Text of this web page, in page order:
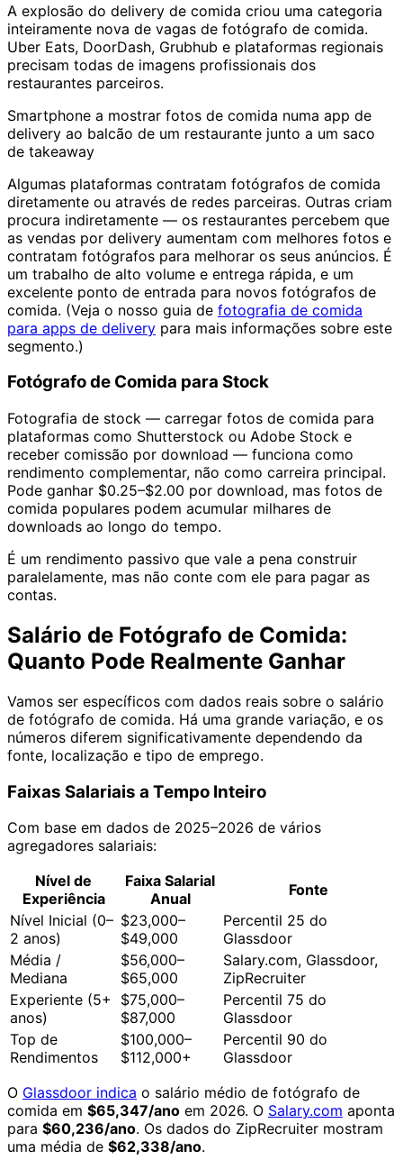
A explosão do delivery de comida criou uma categoria
inteiramente nova de vagas de fotógrafo de comida.
Uber Eats, DoorDash, Grubhub e plataformas regionais
precisam todas de imagens profissionais dos
restaurantes parceiros.
Smartphone a mostrar fotos de comida numa app de
delivery ao balcão de um restaurante junto a um saco
de takeaway
Algumas plataformas contratam fotógrafos de comida
diretamente ou através de redes parceiras. Outras criam
procura indiretamente — os restaurantes percebem que
as vendas por delivery aumentam com melhores fotos e
contratam fotógrafos para melhorar os seus anúncios. É
um trabalho de alto volume e entrega rápida, e um
excelente ponto de entrada para novos fotógrafos de
comida. (Veja o nosso guia de fotografia de comida
para apps de delivery para mais informações sobre este
segmento.)
Fotógrafo de Comida para Stock
Fotografia de stock — carregar fotos de comida para
plataformas como Shutterstock ou Adobe Stock e
receber comissão por download — funciona como
rendimento complementar, não como carreira principal.
Pode ganhar $0.25–$2.00 por download, mas fotos de
comida populares podem acumular milhares de
downloads ao longo do tempo.
É um rendimento passivo que vale a pena construir
paralelamente, mas não conte com ele para pagar as
contas.
Salário de Fotógrafo de Comida:
Quanto Pode Realmente Ganhar
Vamos ser específicos com dados reais sobre o salário
de fotógrafo de comida. Há uma grande variação, e os
números diferem significativamente dependendo da
fonte, localização e tipo de emprego.
Faixas Salariais a Tempo Inteiro
Com base em dados de 2025–2026 de vários
agregadores salariais:
Nível de
Experiência
Faixa Salarial
Anual
Fonte
Nível Inicial (0–
2 anos)
$23,000–
$49,000
Percentil 25 do
Glassdoor
Média /
Mediana
$56,000–
$65,000
Salary.com, Glassdoor,
ZipRecruiter
Experiente (5+
anos)
$75,000–
$87,000
Percentil 75 do
Glassdoor
Top de
Rendimentos
$100,000–
$112,000+
Percentil 90 do
Glassdoor
O Glassdoor indica o salário médio de fotógrafo de
comida em $65,347/ano em 2026. O Salary.com aponta
para $60,236/ano. Os dados do ZipRecruiter mostram
uma média de $62,338/ano.